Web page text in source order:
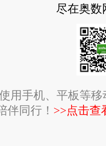
尽在奥数
用手机、平板等
伴同行！ >>点击查